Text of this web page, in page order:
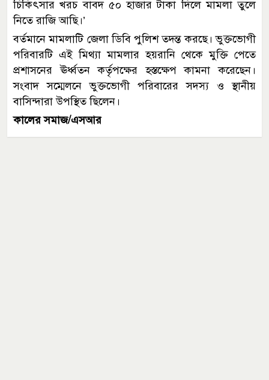
চিকিৎসার খরচ বাবদ ৫০ হাজার টাকা দিলে মামলা তুলে
নিতে রাজি আছি।’
বর্তমানে মামলাটি জেলা ডিবি পুলিশ তদন্ত করছে। ভুক্তভোগী
পরিবারটি এই মিথ্যা মামলার হয়রানি থেকে মুক্তি পেতে
প্রশাসনের ঊর্ধ্বতন কর্তৃপক্ষের হস্তক্ষেপ কামনা করেছেন।
সংবাদ সম্মেলনে ভুক্তভোগী পরিবারের সদস্য ও স্থানীয়
বাসিন্দারা উপস্থিত ছিলেন।
কালের সমাজ/এসআর